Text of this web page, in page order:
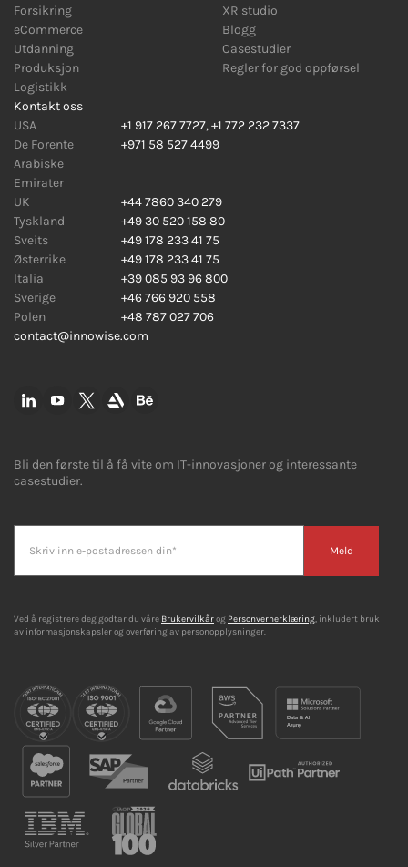
Forsikring
eCommerce
Utdanning
Produksjon
Logistikk
XR studio
Blogg
Casestudier
Regler for god oppførsel
Kontakt oss
USA
+1 917 267 7727,+1 772 232 7337
De Forente
Arabiske
Emirater
+971 58 527 4499
UK
+44 7860 340 279
Tyskland
+49 30 520 158 80
Sveits
+49 178 233 41 75
Østerrike
+49 178 233 41 75
Italia
+39 085 93 96 800
Sverige
+46 766 920 558
Polen
+48 787 027 706
contact@innowise.com
Bli den første til å få vite om IT-innovasjoner og interessante
casestudier.
Meld
Ved å registrere deg godtar du våre Brukervilkårog Personvernerklæring, inkludert bruk
av informasjonskapsler og overføring av personopplysninger.